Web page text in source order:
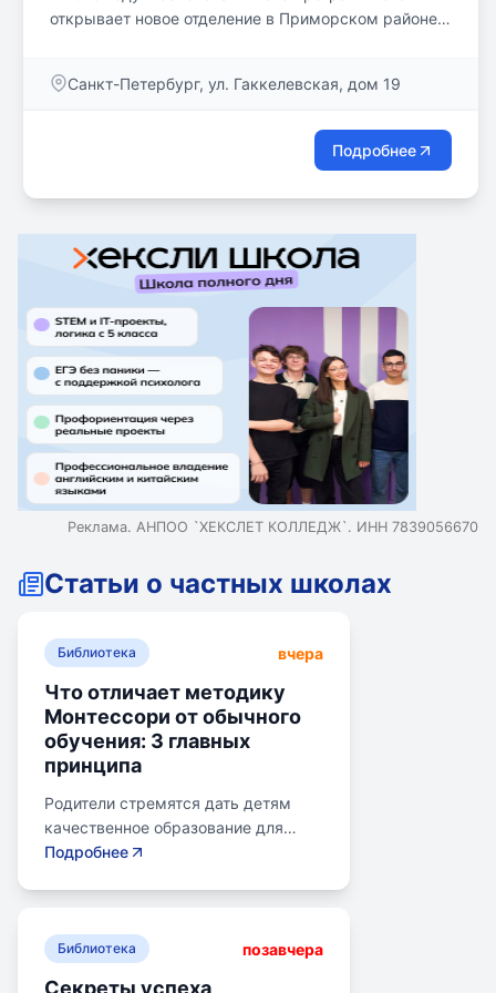
открывает новое отделение в Приморском районе
современными проекторами, интерактивными
аппаратурой и комфортным пространством для
отдыха ждут школьников 3-10 классов.
Санкт-Петербург, ул. Гаккелевская, дом 19
Подробнее
Реклама. АНПОО `ХЕКСЛЕТ КОЛЛЕДЖ`. ИНН 7839056670
Статьи о частных школах
Библиотека вчера
Что отличает методику
Монтессори от обычного
обучения: 3 главных
принципа
Родители стремятся дать детям
качественное образование для
лучшего будущего. Обучение по
школа предлагает уроки на
Подробнее
Библиотека позавчера
Секреты успеха